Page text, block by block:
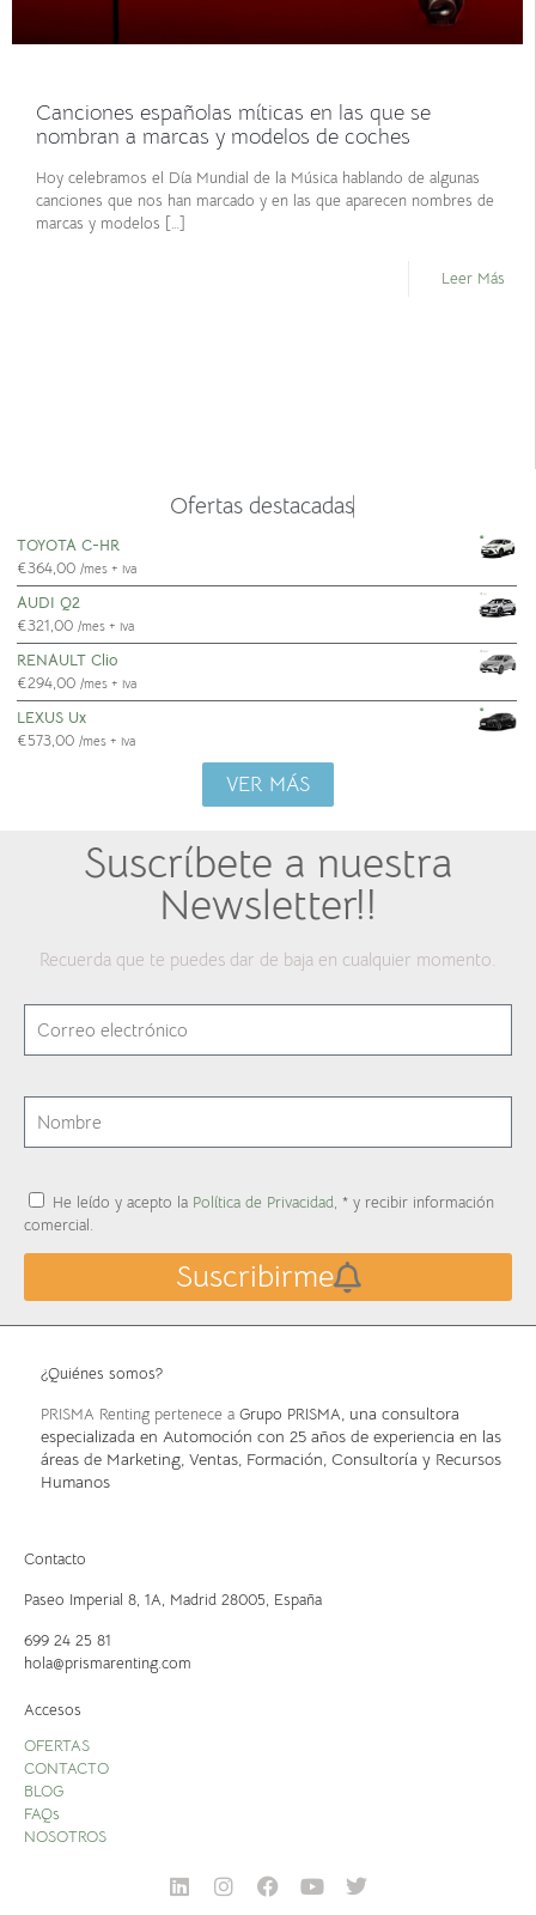
Canciones españolas míticas en las que se
nombran a marcas y modelos de coches
Hoy celebramos el Día Mundial de la Música hablando de algunas
canciones que nos han marcado y en las que aparecen nombres de
marcas y modelos […]
Leer Más
TOYOTA C-HR
€364,00 /mes + iva
AUDI Q2
€321,00 /mes + iva
RENAULT Clio
€294,00 /mes + iva
LEXUS Ux
€573,00 /mes + iva
VER MÁS
Suscríbete a nuestra
Newsletter!!
Recuerda que te puedes dar de baja en cualquier momento.
He leído y acepto la Política de Privacidad, * y recibir información
comercial.
Suscribirme
¿Quiénes somos?
PRISMA Renting pertenece a Grupo PRISMA, una consultora
especializada en Automoción con 25 años de experiencia en las
áreas de Marketing, Ventas, Formación, Consultoría y Recursos
Humanos
Contacto
Paseo Imperial 8, 1A, Madrid 28005, España
699 24 25 81
hola@prismarenting.com
Accesos
OFERTAS
CONTACTO
BLOG
FAQs
NOSOTROS